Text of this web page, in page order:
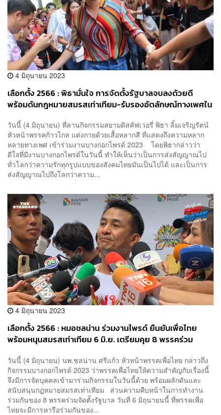
4 มิถุนายน 2023
เลือกตั้ง 2566 : พิธามั่นใจ การจัดตั้งรัฐบาลจบลงด้วยดี
พร้อมดันกฎหมายสมรสเท่าเทียม-รับรองอัตลักษณ์ทางเพศใน
วันนี้ (4 มิถุนายน) ที่ลานกิจกรรมสยามดิสคัฟเวอรี่ พิธา ลิ้มเจริญรัตน์
หัวหน้าพรรคก้าวไกล แต่งกายด้วยเสื้อหลากสี ที่แสดงถึงความหลาก
หลายทางเพศ เข้าร่วมงานบางกอกไพรด์ 2023 โดยพิธากล่าวว่า
ดีใจที่มีงานบางกอกไพรด์ในวันนี้ ทำให้เห็นว่าเป็นการส่งสัญญาณไป
ทั่วโลกว่าความรักทุกรูปแบบของสังคมไทยมันเป็นไปได้ และเป็นการ
ส่งสัญญาณไปถึงโลกว่าความ...
4 มิถุนายน 2023
เลือกตั้ง 2566 : หมอชลน่าน ร่วมงานไพรด์ ยืนยันเพื่อไทย
พร้อมหนุนสมรสเท่าเทียม 6 มิ.ย. เตรียมคุย 8 พรรคร่วม
วันนี้ (4 มิถุนายน) นพ.ชลน่าน ศรีแก้ว หัวหน้าพรรคเพื่อไทย กล่าวถึง
กิจกรรมบางกอกไพรด์ 2023 ว่าพรรคเพื่อไทยให้ความสำคัญกับเรื่องนี้
จึงมีการจัดบุคคลเข้ามาร่วมกิจกรรมในวันนี้ด้วย พร้อมผลักดันและ
สนับสนุนกฎหมายสมรสเท่าเทียม ส่วนความคืบหน้าในการทำงาน
ร่วมกันของ 8 พรรคร่วมจัดตั้งรัฐบาล วันที่ 6 มิถุนายนนี้ ที่พรรคเพื่อ
ไทยจะมีการหารือร่วมกันของ...